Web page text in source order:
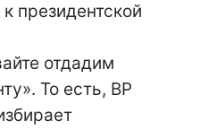
президентской
отдадим
То есть, ВР